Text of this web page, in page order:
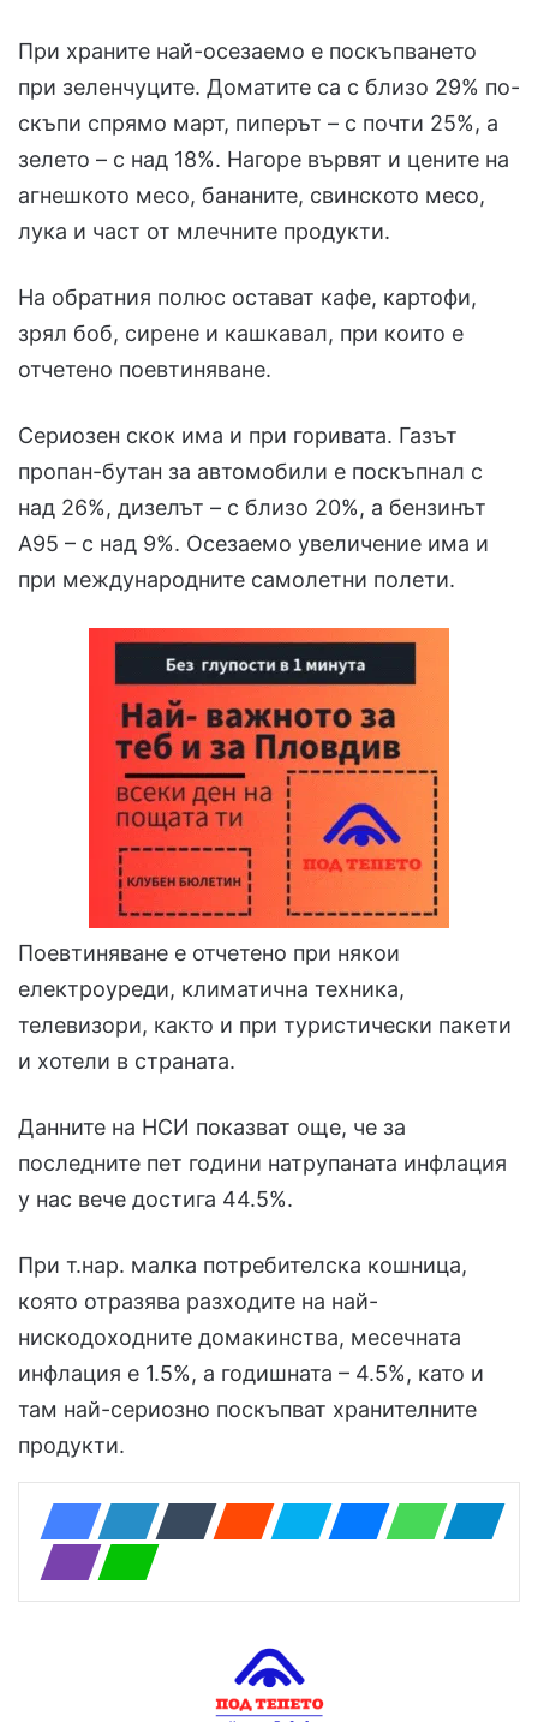
При храните най-осезаемо е поскъпването
при зеленчуците. Доматите са с близо 29% по-
скъпи спрямо март, пиперът – с почти 25%, а
зелето – с над 18%. Нагоре вървят и цените на
агнешкото месо, бананите, свинското месо,
лука и част от млечните продукти.
На обратния полюс остават кафе, картофи,
зрял боб, сирене и кашкавал, при които е
отчетено поевтиняване.
Сериозен скок има и при горивата. Газът
пропан-бутан за автомобили е поскъпнал с
над 26%, дизелът – с близо 20%, а бензинът
А95 – с над 9%. Осезаемо увеличение има и
при международните самолетни полети.
Поевтиняване е отчетено при някои
електроуреди, климатична техника,
телевизори, както и при туристически пакети
и хотели в страната.
Данните на НСИ показват още, че за
последните пет години натрупаната инфлация
у нас вече достига 44.5%.
При т.нар. малка потребителска кошница,
която отразява разходите на най-
нискодоходните домакинства, месечната
инфлация е 1.5%, а годишната – 4.5%, като и
там най-сериозно поскъпват хранителните
продукти.